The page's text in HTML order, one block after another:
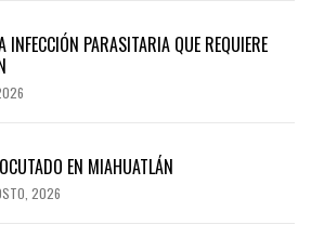
PARASITARIA QUE REQUIERE
EN MIAHUATLÁN
2026